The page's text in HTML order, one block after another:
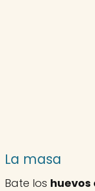
La masa
Bate los huevos